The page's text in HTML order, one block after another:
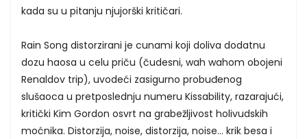
kada su u pitanju njujorški kritičari.
Rain Song distorzirani je cunami koji doliva dodatnu
dozu haosa u celu priču (čudesni, wah wahom obojeni
Renaldov trip), uvodeći zasigurno probuđenog
slušaoca u pretposlednju numeru Kissability, razarajući,
kritički Kim Gordon osvrt na grabežljivost holivudskih
moćnika. Distorzija, noise, distorzija, noise... krik besa i